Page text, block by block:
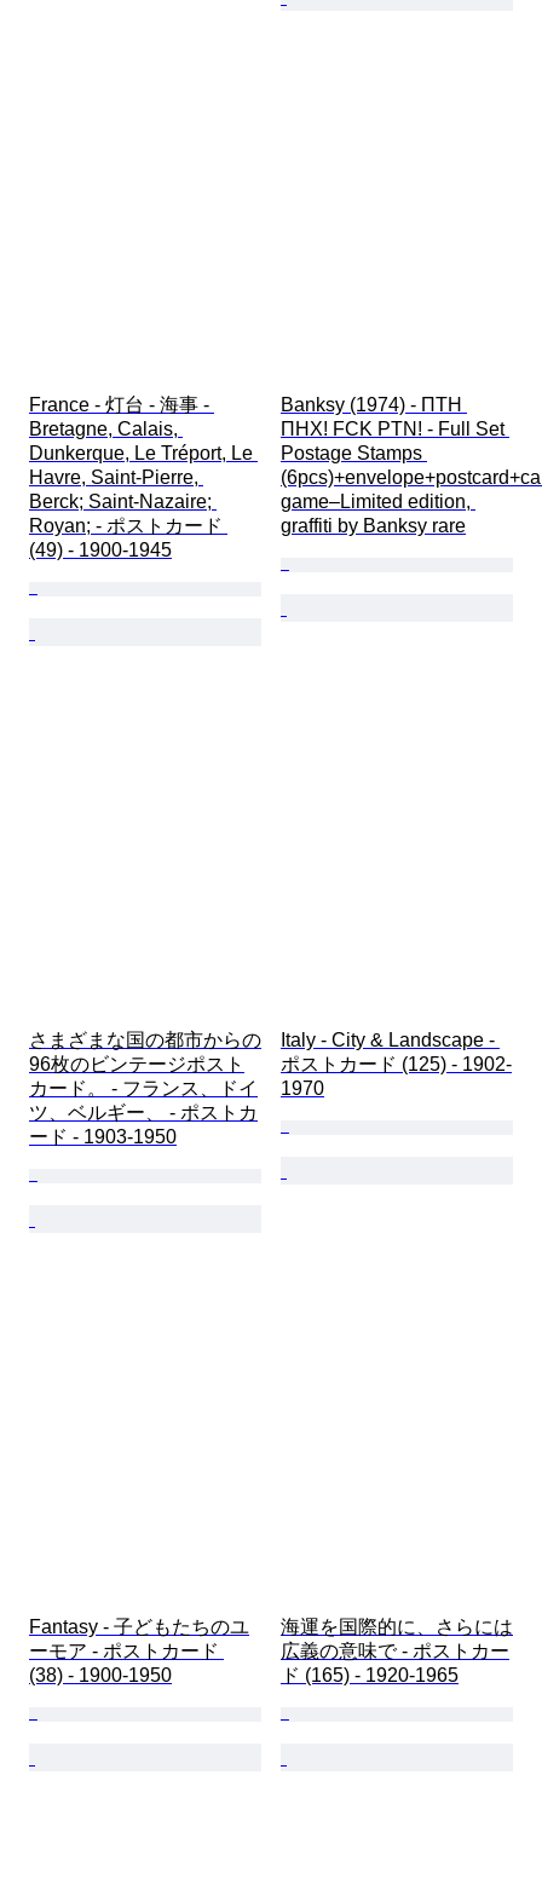
France - 灯台 - 海事 -
Bretagne, Calais,
Dunkerque, Le Tréport, Le
Havre, Saint-Pierre,
Berck; Saint-Nazaire;
Royan; - ポストカード
(49) - 1900-1945
Banksy (1974) - ПТН
ПНХ! FCK PTN! - Full Set
Postage Stamps
game–Limited edition,
graffiti by Banksy rare
さまざまな国の都市からの
96枚のビンテージポスト
カード。 - フランス、ドイ
ツ、ベルギー、 - ポストカ
ード - 1903-1950
Italy - City & Landscape -
ポストカード (125) - 1902-
1970
Fantasy - 子どもたちのユ
ーモア - ポストカード
(38) - 1900-1950
海運を国際的に、さらには
広義の意味で - ポストカー
ド (165) - 1920-1965